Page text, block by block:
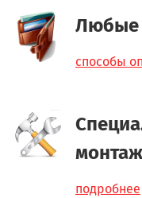
Любые
способы
подробнее